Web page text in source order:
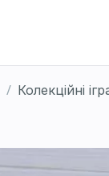
/ Колекційні